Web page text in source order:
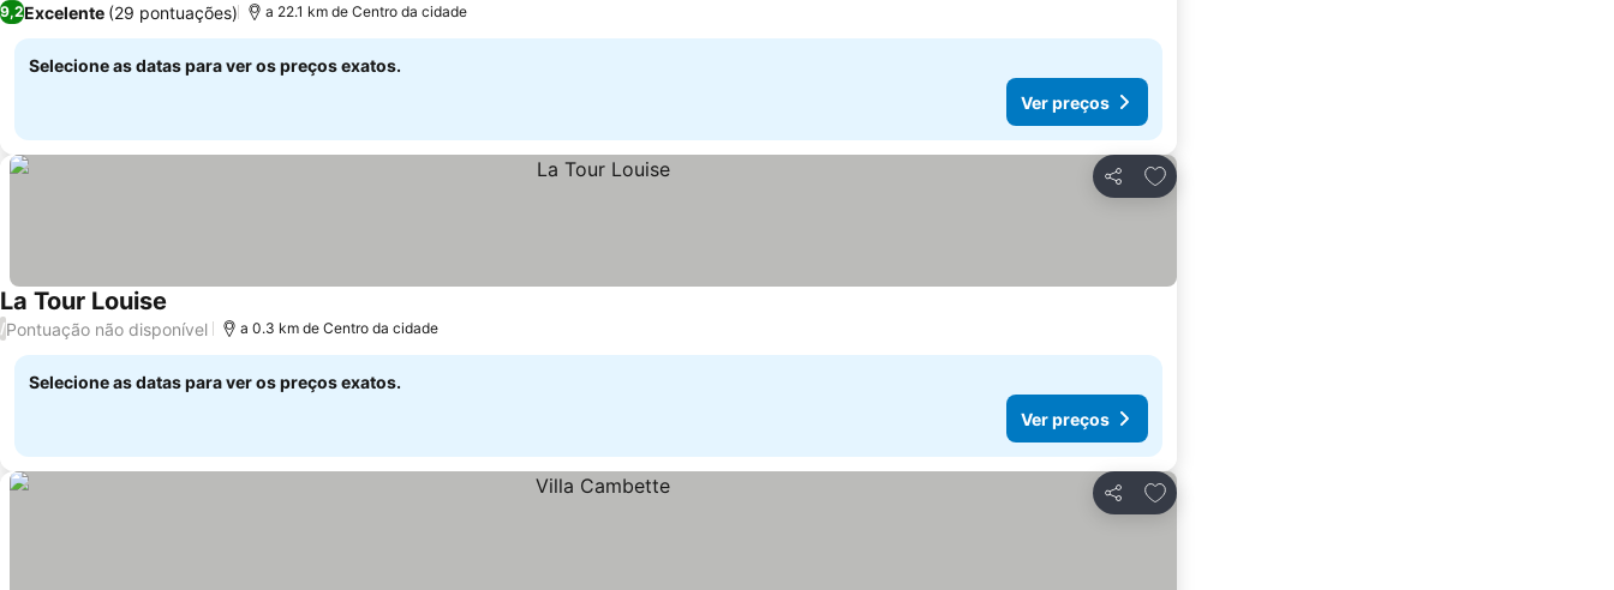
9,2Excelente (29 pontuações) a 22.1 km de Centro da cidade
Selecione as datas para ver os preços exatos.
Ver preços
Partilhar
Adicionar aos favoritos
La Tour Louise
/Pontuação não disponível a 0.3 km de Centro da cidade
Selecione as datas para ver os preços exatos.
Ver preços
Partilhar
Adicionar aos favoritos